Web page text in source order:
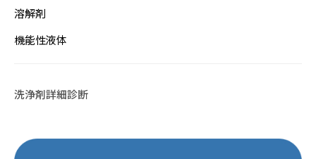
溶解剤
機能性液体
洗浄剤詳細診断